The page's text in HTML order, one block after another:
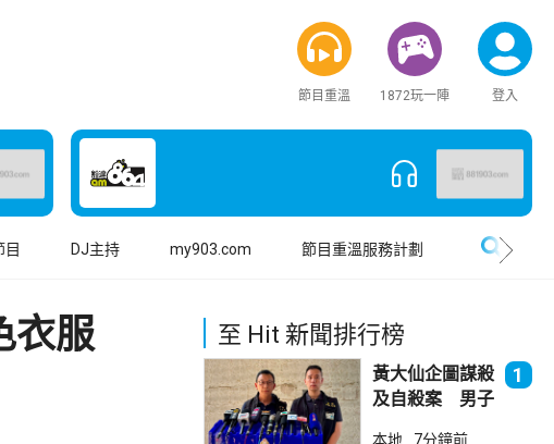
節目重溫 1872玩一陣 登入
目 DJ主持 my903.com 節目重溫服務計劃
衣服 至 Hit 新聞排行榜
黃大仙企圖謀殺
及自殺案 男子
1
本地 7分鐘前